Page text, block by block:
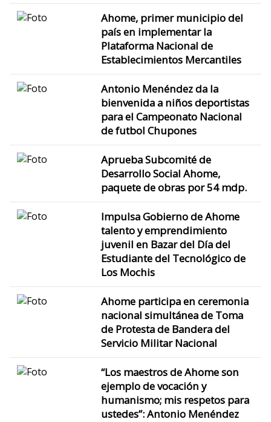
Ahome, primer municipio del
país en implementar la
Plataforma Nacional de
Establecimientos Mercantiles
Antonio Menéndez da la
bienvenida a niños deportistas
para el Campeonato Nacional
de futbol Chupones
Aprueba Subcomité de
Desarrollo Social Ahome,
paquete de obras por 54 mdp.
Impulsa Gobierno de Ahome
talento y emprendimiento
juvenil en Bazar del Día del
Estudiante del Tecnológico de
Los Mochis
Ahome participa en ceremonia
nacional simultánea de Toma
de Protesta de Bandera del
Servicio Militar Nacional
“Los maestros de Ahome son
ejemplo de vocación y
humanismo; mis respetos para
ustedes”: Antonio Menéndez